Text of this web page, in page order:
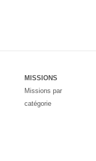
MISSIONS
Missions par
catégorie